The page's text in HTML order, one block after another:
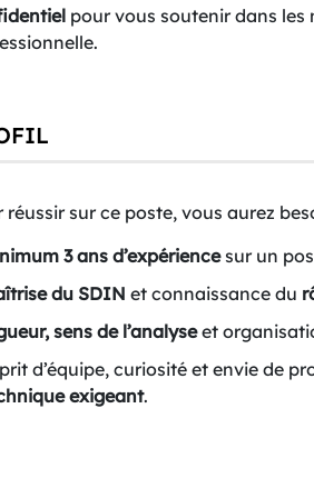
pour vous soutenir dans les
réussir sur ce poste, vous aurez
3 ans d’expériencesur un
du SDIN et connaissance du
sens de l’analyseet
d’équipe, curiosité et envie de
exigeant.